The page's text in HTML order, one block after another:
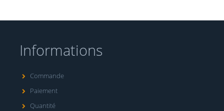
Informations
Commande
Paiement
Quantité